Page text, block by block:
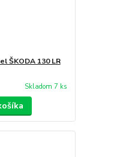
ŠKODA 130 LR
Skladom 7 ks